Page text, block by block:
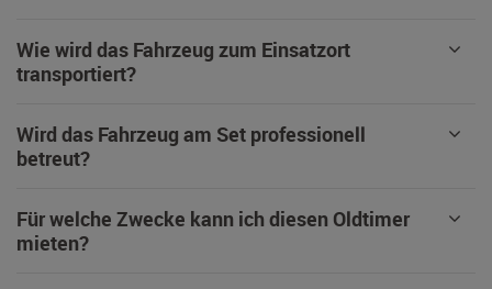
Wie wird das Fahrzeug zum Einsatzort
transportiert?
Wird das Fahrzeug am Set professionell
betreut?
Für welche Zwecke kann ich diesen Oldtimer
mieten?